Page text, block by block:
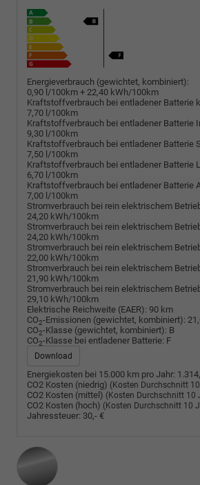
Energieverbrauch (gewichtet, kombiniert):
0,90 l/100km + 22,40 kWh/100km
Kraftstoffverbrauch bei entladener Batterie
7,70 l/100km
Kraftstoffverbrauch bei entladener Batterie
9,30 l/100km
Kraftstoffverbrauch bei entladener Batterie
7,50 l/100km
Kraftstoffverbrauch bei entladener Batterie
6,70 l/100km
Kraftstoffverbrauch bei entladener Batterie
7,00 l/100km
Stromverbrauch bei rein elektrischem
24,20 kWh/100km
Stromverbrauch bei rein elektrischem
24,20 kWh/100km
Stromverbrauch bei rein elektrischem
22,00 kWh/100km
Stromverbrauch bei rein elektrischem
21,90 kWh/100km
Stromverbrauch bei rein elektrischem
29,10 kWh/100km
Elektrische Reichweite (EAER): 90 km
CO2-Emissionen (gewichtet, kombiniert):
CO2-Klasse (gewichtet, kombiniert): B
CO2-Klasse bei entladener Batterie: F
Download
Energiekosten bei 15.000 km pro Jahr:
CO2 Kosten (niedrig) (Kosten Durchschnitt
CO2 Kosten (mittel) (Kosten Durchschnitt 10
CO2 Kosten (hoch) (Kosten Durchschnitt 10
Jahressteuer: 30,- €